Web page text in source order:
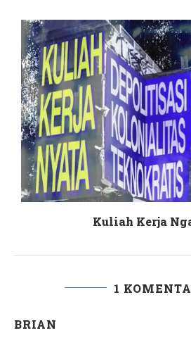
Kuliah Kerja
1
BRIAN